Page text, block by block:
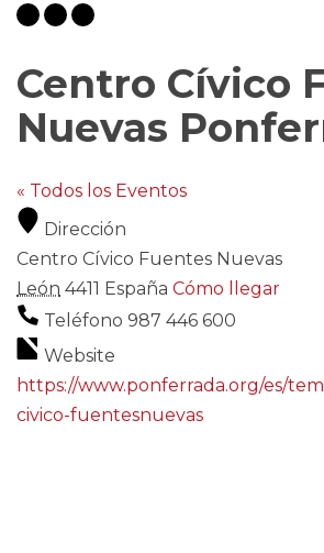
Centro Cívico
Nuevas
« Todos los Eventos
Dirección
Centro Cívico Fuentes Nuevas
León 4411 España Cómo llegar
Teléfono 987 446 600
Website
https://www.ponferrada.org/es/
civico-fuentesnuevas